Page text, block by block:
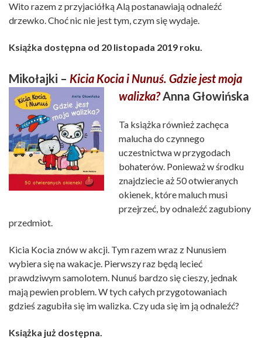
Wito razem z przyjaciółką Alą postanawiają odnaleźć
drzewko. Choć nic nie jest tym, czym się wydaje.
Książka dostępna od 20 listopada 2019 roku.
Mikołajki – Kicia Kocia i Nunuś. Gdzie jest moja
walizka?Anna Głowińska
Ta książka również zachęca
malucha do czynnego
uczestnictwa w przygodach
bohaterów. Ponieważ w środku
znajdziecie aż 50 otwieranych
okienek, które maluch musi
przejrzeć, by odnaleźć zagubiony
przedmiot.
Kicia Kocia znów w akcji. Tym razem wraz z Nunusiem
wybiera się na wakacje. Pierwszy raz będą lecieć
prawdziwym samolotem. Nunuś bardzo się cieszy, jednak
mają pewien problem. W tych całych przygotowaniach
gdzieś zagubiła się im walizka. Czy uda się im ją odnaleźć?
Książka już dostępna.